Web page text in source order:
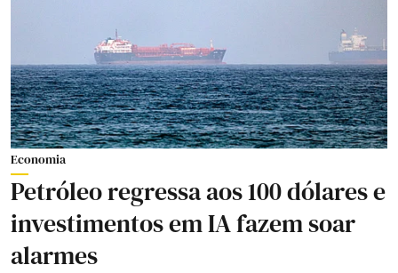
Economia
Petróleo regressa aos 100 dólares e
investimentos em IA fazem soar
alarmes